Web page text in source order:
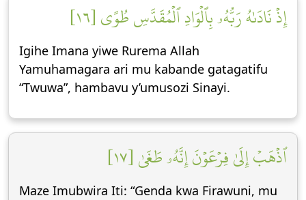
إِذۡ نَادَىٰهُ رَبُّهُۥ بِٱلۡوَادِ ٱلۡمُقَدَّسِ طُوًى [١٦]
Igihe Imana yiwe Rurema Allah
Yamuhamagara ari mu kabande gatagatifu
“Twuwa”, hambavu y’umusozi Sinayi.
ٱذۡهَبۡ إِلَىٰ فِرۡعَوۡنَ إِنَّهُۥ طَغَىٰ [١٧]
Maze Imubwira Iti: “Genda kwa Firawuni, mu